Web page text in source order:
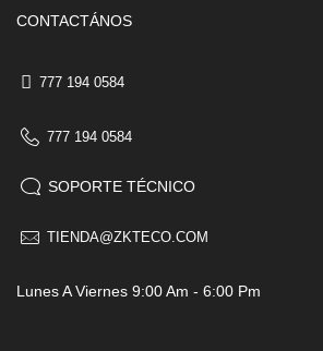
CONTACTÁNOS
777 194 0584
777 194 0584
SOPORTE TÉCNICO
TIENDA@ZKTECO.COM
Lunes A Viernes 9:00 Am - 6:00 Pm